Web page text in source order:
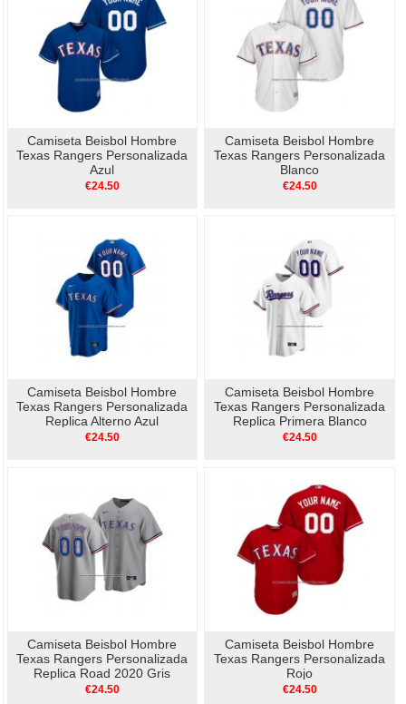
Camiseta Beisbol Hombre
Texas Rangers Personalizada
Azul
€24.50
Camiseta Beisbol Hombre
Texas Rangers Personalizada
Blanco
€24.50
Camiseta Beisbol Hombre
Texas Rangers Personalizada
Replica Alterno Azul
€24.50
Camiseta Beisbol Hombre
Texas Rangers Personalizada
Replica Primera Blanco
€24.50
Camiseta Beisbol Hombre
Texas Rangers Personalizada
Replica Road 2020 Gris
€24.50
Camiseta Beisbol Hombre
Texas Rangers Personalizada
Rojo
€24.50